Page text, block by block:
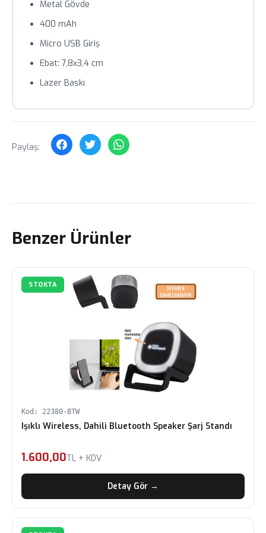
geçin.
Metal Gövde
400 mAh
Micro USB Giriş
Ebat: 7,8x3,4 cm
Lazer Baskı
Paylaş:
Benzer Ürünler
STOKTA
Kod: 22380-BTW
Işıklı Wireless, Dahili Bluetooth Speaker Şarj Standı
1.600,00TL + KDV
Detay Gör →